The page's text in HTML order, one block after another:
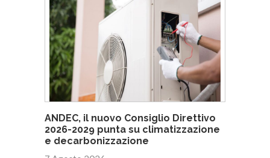
ANDEC, il nuovo Consiglio Direttivo
2026-2029 punta su climatizzazione
e decarbonizzazione